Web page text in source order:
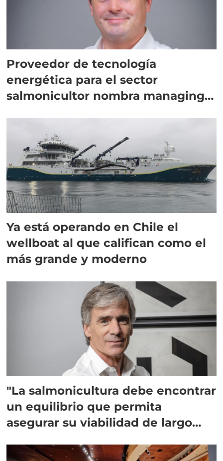
Proveedor de tecnología
energética para el sector
salmonicultor nombra managing
Ya está operando en Chile el
wellboat al que califican como el
más grande y moderno
"La salmonicultura debe encontrar
un equilibrio que permita
asegurar su viabilidad de largo